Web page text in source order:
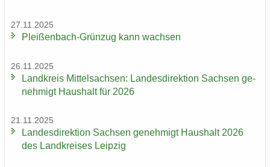
27.11.2025
Pleißenbach-​Grünzug kann wach­sen
26.11.2025
Land­kreis Mit­tel­sach­sen: Lan­des­di­rek­ti­on Sach­sen ge­
neh­migt Haus­halt für 2026
21.11.2025
Lan­des­di­rek­ti­on Sach­sen ge­neh­migt Haus­halt 2026
des Land­krei­ses Leip­zig